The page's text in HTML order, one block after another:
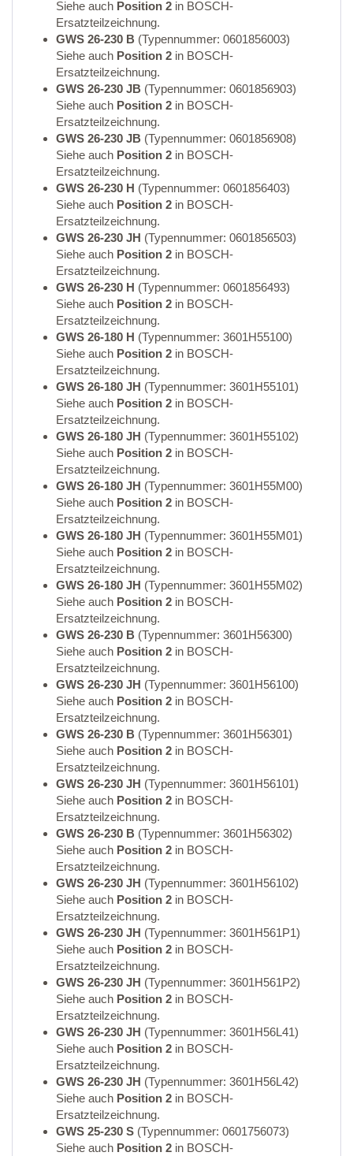
Siehe auch Position 2 in BOSCH-
Ersatzteilzeichnung.
GWS 26-230 B (Typennummer: 0601856003)
Siehe auch Position 2 in BOSCH-
Ersatzteilzeichnung.
GWS 26-230 JB (Typennummer: 0601856903)
Siehe auch Position 2 in BOSCH-
Ersatzteilzeichnung.
GWS 26-230 JB (Typennummer: 0601856908)
Siehe auch Position 2 in BOSCH-
Ersatzteilzeichnung.
GWS 26-230 H (Typennummer: 0601856403)
Siehe auch Position 2 in BOSCH-
Ersatzteilzeichnung.
GWS 26-230 JH (Typennummer: 0601856503)
Siehe auch Position 2 in BOSCH-
Ersatzteilzeichnung.
GWS 26-230 H (Typennummer: 0601856493)
Siehe auch Position 2 in BOSCH-
Ersatzteilzeichnung.
GWS 26-180 H (Typennummer: 3601H55100)
Siehe auch Position 2 in BOSCH-
Ersatzteilzeichnung.
GWS 26-180 JH (Typennummer: 3601H55101)
Siehe auch Position 2 in BOSCH-
Ersatzteilzeichnung.
GWS 26-180 JH (Typennummer: 3601H55102)
Siehe auch Position 2 in BOSCH-
Ersatzteilzeichnung.
GWS 26-180 JH (Typennummer: 3601H55M00)
Siehe auch Position 2 in BOSCH-
Ersatzteilzeichnung.
GWS 26-180 JH (Typennummer: 3601H55M01)
Siehe auch Position 2 in BOSCH-
Ersatzteilzeichnung.
GWS 26-180 JH (Typennummer: 3601H55M02)
Siehe auch Position 2 in BOSCH-
Ersatzteilzeichnung.
GWS 26-230 B (Typennummer: 3601H56300)
Siehe auch Position 2 in BOSCH-
Ersatzteilzeichnung.
GWS 26-230 JH (Typennummer: 3601H56100)
Siehe auch Position 2 in BOSCH-
Ersatzteilzeichnung.
GWS 26-230 B (Typennummer: 3601H56301)
Siehe auch Position 2 in BOSCH-
Ersatzteilzeichnung.
GWS 26-230 JH (Typennummer: 3601H56101)
Siehe auch Position 2 in BOSCH-
Ersatzteilzeichnung.
GWS 26-230 B (Typennummer: 3601H56302)
Siehe auch Position 2 in BOSCH-
Ersatzteilzeichnung.
GWS 26-230 JH (Typennummer: 3601H56102)
Siehe auch Position 2 in BOSCH-
Ersatzteilzeichnung.
GWS 26-230 JH (Typennummer: 3601H561P1)
Siehe auch Position 2 in BOSCH-
Ersatzteilzeichnung.
GWS 26-230 JH (Typennummer: 3601H561P2)
Siehe auch Position 2 in BOSCH-
Ersatzteilzeichnung.
GWS 26-230 JH (Typennummer: 3601H56L41)
Siehe auch Position 2 in BOSCH-
Ersatzteilzeichnung.
GWS 26-230 JH (Typennummer: 3601H56L42)
Siehe auch Position 2 in BOSCH-
Ersatzteilzeichnung.
GWS 25-230 S (Typennummer: 0601756073)
Siehe auch Position 2 in BOSCH-